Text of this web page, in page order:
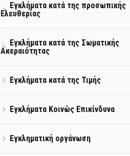
Εγκλήματα κατά της προσωπικής
Ελευθερίας
Εγκλήματα κατά της Σωματικής
Ακεραιότητας
Εγκλήματα κατά της Τιμής
Εγκλήματα Κοινώς Επικίνδυνα
Εγκληματική οργάνωση